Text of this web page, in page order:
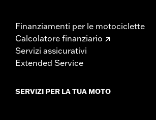
Finanziamenti per le motociclette
Calcolatore finanziario
Servizi assicurativi
Extended Service
SERVIZI PER LA TUA MOTO